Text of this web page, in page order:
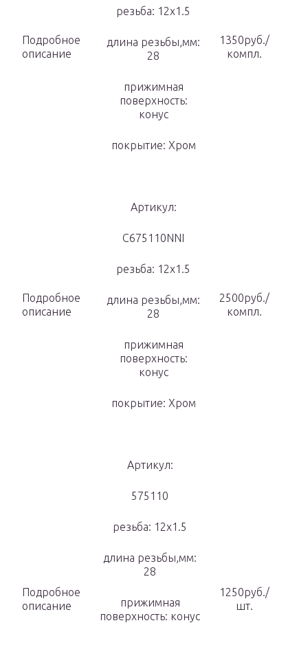
Подробное
описание
резьба: 12х1.5
длина резьбы,мм:
28
прижимная
поверхность:
конус
покрытие: Хром
1350руб./
компл.
Подробное
описание
Артикул:
C675110NNI
резьба: 12х1.5
длина резьбы,мм:
28
прижимная
поверхность:
конус
покрытие: Хром
2500руб./
компл.
Подробное
описание
Артикул:
575110
резьба: 12х1.5
длина резьбы,мм:
28
прижимная
поверхность: конус
1250руб./
шт.